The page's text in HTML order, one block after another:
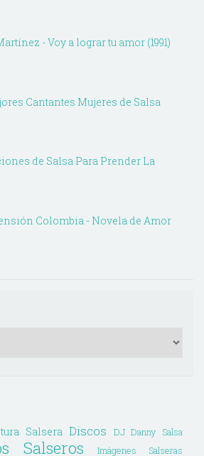
- Voy a lograr tu amor (1991)
Cantantes Mujeres de Salsa
de Salsa Para Prender La
Colombia - Novela de Amor
Salsera Discos
DJ Danny Salsa
Salseros Imágenes Salseras